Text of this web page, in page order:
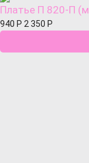
Платье П 820-П
940 Р 2 350 Р